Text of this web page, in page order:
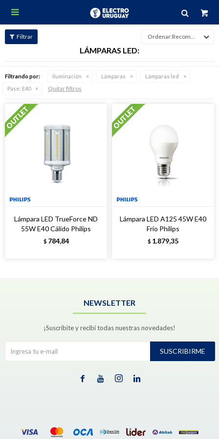

Recomendados
LÁMPARAS LED:
Filtrando por: Iluminación Lámparas
Lámparas led
Pase: E40 Quitar filtros
Lámpara LED TrueForce ND
55W E40 Cálido Philips
$ 784,84
Lámpara LED A125 45W E40
Frío Philips
$ 1.879,35
NEWSLETTER
¡Suscribite y recibí todas nuestras novedades!
SUSCRIBIRME
   